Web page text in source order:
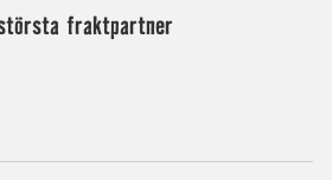
fraktpartner